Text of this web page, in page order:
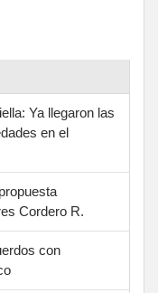
Ya llegaron las
en el
Cordero R.
con